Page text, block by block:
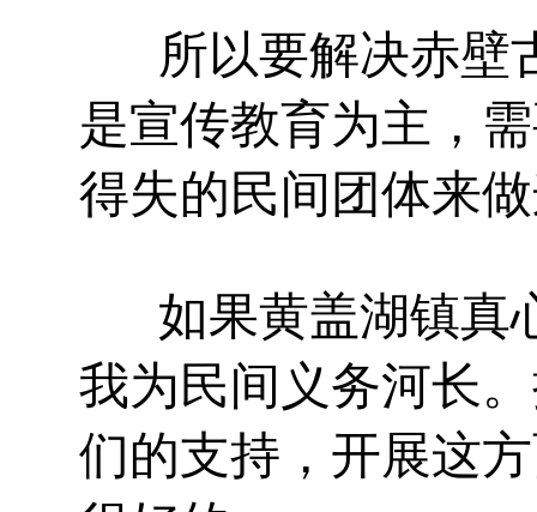
所以要解决赤壁
是宣传教育为主，
得失的民间团体来
如果黄盖湖镇真
我为民间义务河长
们的支持，开展这